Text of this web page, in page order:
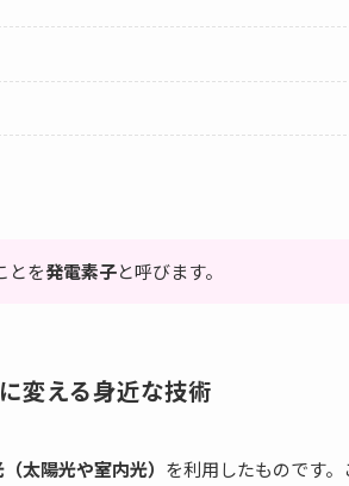
とを発電素子と呼びます。
変える身近な技術
太陽光や室内光） を利用したものです